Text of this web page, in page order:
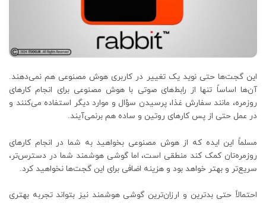
این گجت‌ها حتی نوید یک تغییر در کاربری هوش مصنوعی هم نمی‌دهند.
آن‌ها اساساً تنها از رابط‌های صوتی با هوش مصنوعی برای انجام کارهای
روزمره، مانند سفارش غذا، پرسیدن سؤال و موارد دیگر استفاده می‌کنند و
در عمل حتی از پس کارهای روتین و ساده هم برنمی‌آیند.
مسلماً این ایده که از هوش مصنوعی بخواهید به شما در انجام کارهای
روزمره‌تان کمک کند منطقی است، اما گوشی هوشمند شما در دسترس‌تر،
سریع‌تر و بهتر خواهد بود و هزینه اضافی برای این گجت‌ها نخواهید کرد.
احتمالاً حتی بدترین و ارزان‌ترین گوشی هوشمند نیز بتواند تجربه بهتری